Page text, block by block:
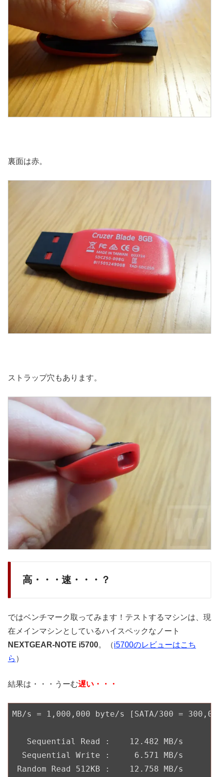
裏面は赤。
ストラップ穴もあります。
高・・・速・・・？
ではベンチマーク取ってみます！テストするマシンは、現
在メインマシンとしているハイスペックなノート
NEXTGEAR-NOTE i5700。（i5700のレビューはこち
ら ）
結果は・・・うーむ遅い・・・
MB/s = 1 , 000 , 000 byte/s [SATA/300 = 300 ,
   Sequential Read :
12.482 MB/s
  Sequential Write :
6.571 MB/s
Random Read 512KB : 12.758 MB/s